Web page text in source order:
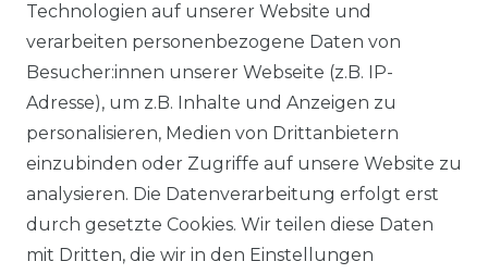
DATENSCHUTZERKÄRUNG
WIDERRUFSRECHT
KONTAKT
Technologien auf unserer Website und
verarbeiten personenbezogene Daten von
Besucher:innen unserer Webseite (z.B. IP-
Adresse), um z.B. Inhalte und Anzeigen zu
personalisieren, Medien von Drittanbietern
einzubinden oder Zugriffe auf unsere Website zu
analysieren. Die Datenverarbeitung erfolgt erst
durch gesetzte Cookies. Wir teilen diese Daten
mit Dritten, die wir in den Einstellungen